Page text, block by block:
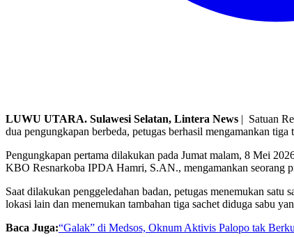
LUWU UTARA. Sulawesi Selatan, Lintera News | Satuan
dua pengungkapan berbeda, petugas berhasil mengamankan
Pengungkapan pertama dilakukan pada Jumat malam, 8 Mei
KBO Resnarkoba IPDA Hamri, S.AN., mengamankan seorang
Saat dilakukan penggeledahan badan, petugas menemukan
lokasi lain dan menemukan tambahan tiga sachet diduga sabu
Baca Juga:“Galak” di Medsos, Oknum Aktivis Palopo tak